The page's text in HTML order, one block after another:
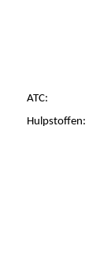
ATC:
Hulpstoffen: